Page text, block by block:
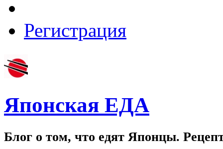
Регистрация
Японская ЕДА
Блог о том, что едят Японцы.